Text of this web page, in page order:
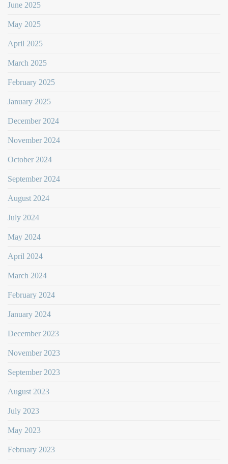
June 2025
May 2025
April 2025
March 2025
February 2025
January 2025
December 2024
November 2024
October 2024
September 2024
August 2024
July 2024
May 2024
April 2024
March 2024
February 2024
January 2024
December 2023
November 2023
September 2023
August 2023
July 2023
May 2023
February 2023